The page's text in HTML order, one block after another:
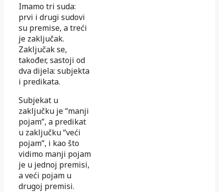
Imamo tri suda:
prvi i drugi sudovi
su premise, a treći
je zaključak.
Zaključak se,
također, sastoji od
dva dijela: subjekta
i predikata.
Subjekat u
zaključku je “manji
pojam”, a predikat
u zaključku “veći
pojam”, i kao što
vidimo manji pojam
je u jednoj premisi,
a veći pojam u
drugoj premisi.